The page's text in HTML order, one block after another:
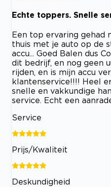
Echte toppers. Snelle
Een top ervaring gehad
thuis met je auto op de
accu... Goed Balen dus
dit bedrijf, en nog geen
rijden, en is mijn accu
klantenservice!!!! Heel
snelle en vakkundige
service. Echt een
Service
Prijs/Kwaliteit
Deskundigheid